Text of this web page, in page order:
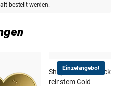
bestellt werden.
Einzelangebot
Shape-Münze
reinstem Gold